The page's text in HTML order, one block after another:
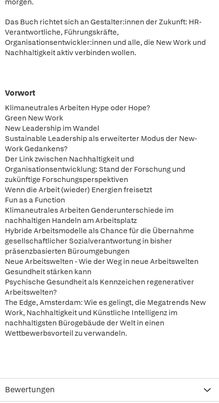
morgen.
Das Buch richtet sich an Gestalter:innen der Zukunft: HR-
Verantwortliche, Führungskräfte,
Organisationsentwickler:innen und alle, die New Work und
Nachhaltigkeit aktiv verbinden wollen.
Vorwort
Klimaneutrales Arbeiten Hype oder Hope?
Green New Work
New Leadership im Wandel
Sustainable Leadership als erweiterter Modus der New-
Work Gedankens?
Der Link zwischen Nachhaltigkeit und
Organisationsentwicklung: Stand der Forschung und
zukünftige Forschungsperspektiven
Wenn die Arbeit (wieder) Energien freisetzt
Fun as a Function
Klimaneutrales Arbeiten Genderunterschiede im
nachhaltigen Handeln am Arbeitsplatz
Hybride Arbeitsmodelle als Chance für die Übernahme
gesellschaftlicher Sozialverantwortung in bisher
präsenzbasierten Büroumgebungen
Neue Arbeitswelten - Wie der Weg in neue Arbeitswelten
Gesundheit stärken kann
Psychische Gesundheit als Kennzeichen regenerativer
Arbeitswelten?
The Edge, Amsterdam: Wie es gelingt, die Megatrends New
Work, Nachhaltigkeit und Künstliche Intelligenz im
nachhaltigsten Bürogebäude der Welt in einen
Wettbewerbsvorteil zu verwandeln.
Bewertungen